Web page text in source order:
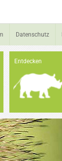
Entdecken
Datenschutz